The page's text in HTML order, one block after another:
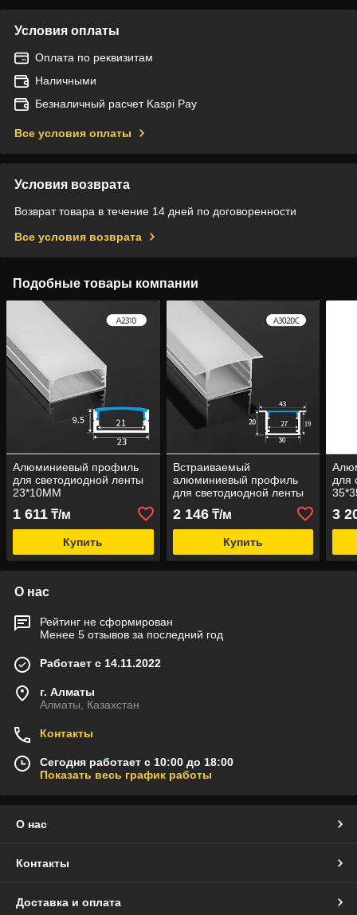
Условия оплаты
Оплата по реквизитам
Наличными
Безналичный расчет Kaspi Pay
Все условия оплаты
Условия возврата
Возврат товара в течение 14 дней по договоренности
Все условия возврата
Подобные товары компании
Алюминиевый профиль
для светодиодной ленты
23*10ММ
1 611 ₸/м
Купить
Встраиваемый
алюминиевый профиль
для светодиодной ленты
30X20 мм
2 146₸/м
Купить
для
3
О нас
Рейтинг не сформирован
Менее 5 отзывов за последний год
Работает с 14.11.2022
г. Алматы
Алматы, Казахстан
Контакты
Сегодня работает с 10:00 до 18:00
Показать весь график работы
О нас
Контакты
Доставка и оплата